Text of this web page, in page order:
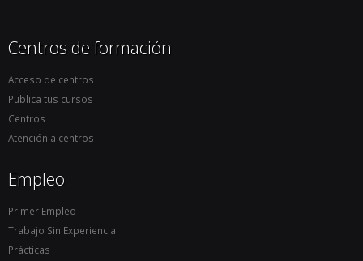
Centros de formación
Acceso de centros
Publica tus cursos
Centros
Atención a centros
Empleo
Primer Empleo
Trabajo Sin Experiencia
Prácticas